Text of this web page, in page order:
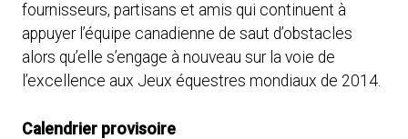
fournisseurs, partisans et amis qui continuent à
appuyer l’équipe canadienne de saut d’obstacles
alors qu’elle s’engage à nouveau sur la voie de
l’excellence aux Jeux équestres mondiaux de 2014.
Calendrier provisoire